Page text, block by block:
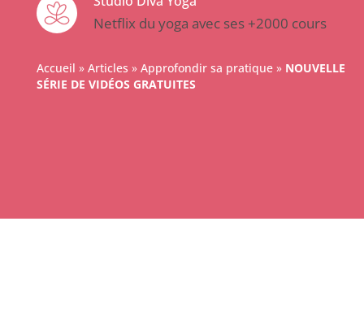
Netflix du yoga avec ses +2000 cours
Accueil » Articles » Approfondir sa pratique» NOUVELLE
SÉRIE DE VIDÉOS GRATUITES